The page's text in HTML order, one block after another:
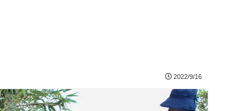
2022/9/16